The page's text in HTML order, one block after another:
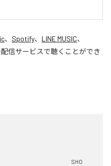
、 Spotify、 LINE MUSIC、
信サービスで聴くことができ
SHO